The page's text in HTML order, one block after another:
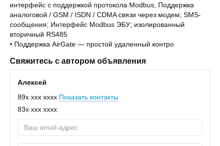
интерфейс с поддержкой протокола Modbus; Поддержка
аналоговой / GSM / ISDN / CDMA связи через модем; SMS-
сообщения; Интерфейс Modbus ЭБУ; изолированный
вторичный RS485
• Поддержка AirGate — простой удаленный контро
Свяжитесь с автором объявления
Алексей
89x xxx xxxx Показать контакты
83x xxx xxxx